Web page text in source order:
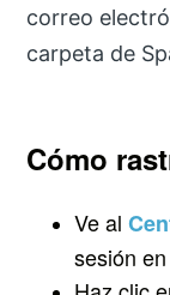
correo
carpeta de
Cómo
Ve al
sesión